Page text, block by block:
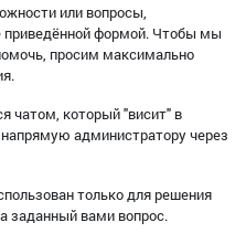
или вопросы,
приведённой формой. Чтобы мы
просим максимально
чатом, который "висит" в
администратору через
только для решения
заданный вами вопрос.